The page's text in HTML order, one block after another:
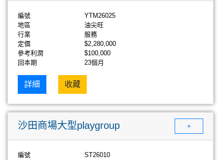
編號
YTM26025
地區
油尖旺
行業
服務
定價
$2,280,000
參考利潤
$100,000
回本期
23個月
詳細 收藏
沙田商場大型playgroup +
編號
ST26010